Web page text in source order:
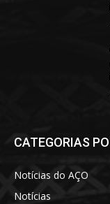
CATEGORIAS
Notícias do AÇO
Notícias